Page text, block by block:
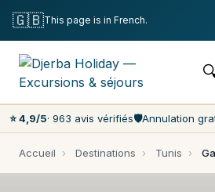
Annulation gratuite
Prix les moins chers du marché
⭐ 4,9/5· 963 avis vérifiés🛡️Annulation
Accueil › Destinations › Tunis ›
🇬🇧This page is in French.